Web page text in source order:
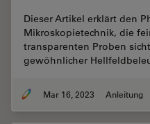
Dieser Artikel erklärt den
Mikroskopietechnik, die
transparenten Proben
gewöhnlicher
Mar 16, 2023 Anleitung